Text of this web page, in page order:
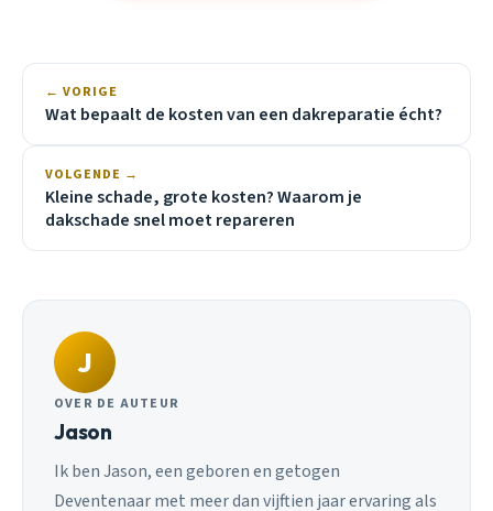
← VORIGE
Wat bepaalt de kosten van een dakreparatie écht?
VOLGENDE →
Kleine schade, grote kosten? Waarom je
dakschade snel moet repareren
J
OVER DE AUTEUR
Jason
Ik ben Jason, een geboren en getogen
Deventenaar met meer dan vijftien jaar ervaring als